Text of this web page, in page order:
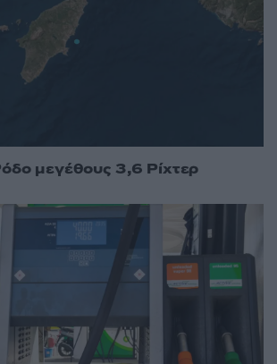
μεγέθους 3,6 Ρίχτερ